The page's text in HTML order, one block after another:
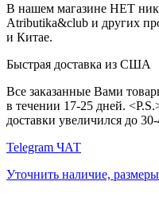
В нашем магазине НЕТ
Atributika&club и других
и Китае.
Быстрая доставка из США
Все заказанные Вами
в течении 17-25 дней.
доставки увеличился до
Telegram ЧАТ
Уточнить наличие,